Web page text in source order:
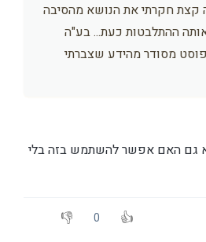
קצת חקרתי את הנושא מהסיבה
ההתלבטות כעת... בע"ה
מסודר מהידע שצברתי
גם האם אפשר להשתמש בזה בלי
0